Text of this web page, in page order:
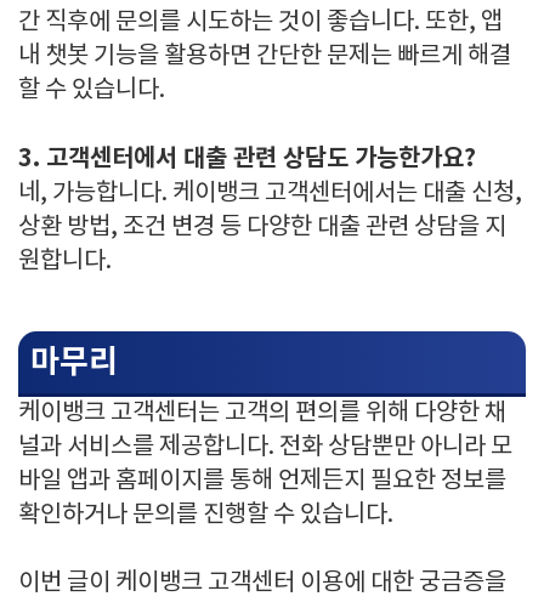
간 직후에 문의를 시도하는 것이 좋습니다. 또한, 앱
내 챗봇 기능을 활용하면 간단한 문제는 빠르게 해결
할 수 있습니다.
3. 고객센터에서 대출 관련 상담도 가능한가요?
네, 가능합니다. 케이뱅크 고객센터에서는 대출 신청,
상환 방법, 조건 변경 등 다양한 대출 관련 상담을 지
원합니다.
마무리
케이뱅크 고객센터는 고객의 편의를 위해 다양한 채
널과 서비스를 제공합니다. 전화 상담뿐만 아니라 모
바일 앱과 홈페이지를 통해 언제든지 필요한 정보를
확인하거나 문의를 진행할 수 있습니다.
이번 글이 케이뱅크 고객센터 이용에 대한 궁금증을